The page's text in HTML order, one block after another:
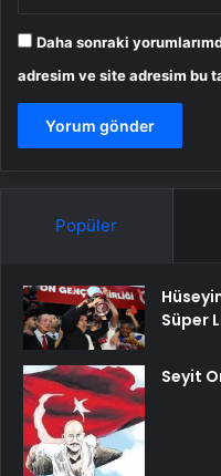
Daha sonraki
adresim ve site adresim bu
Popüler
Süper
Seyit